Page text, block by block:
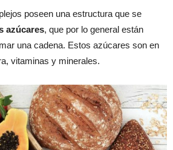
poseen una estructura que se
azúcares, que por lo general están
una cadena. Estos azúcares son en
vitaminas y minerales.